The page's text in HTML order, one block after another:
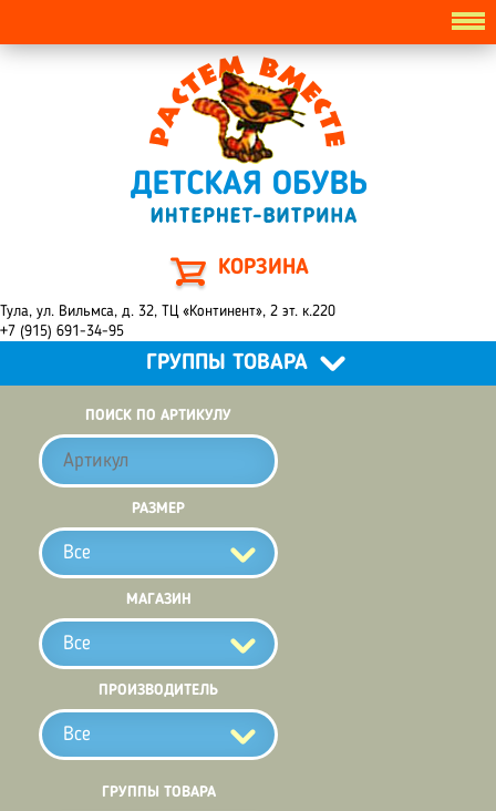
КОРЗИНА
Тула, ул. Вильмса, д. 32, ТЦ «Континент», 2 эт. к.220
+7 (915) 691-34-95
ГРУППЫ ТОВАРА
ПОИСК ПО АРТИКУЛУ
РАЗМЕР
Все
МАГАЗИН
Все
ПРОИЗВОДИТЕЛЬ
Все
ГРУППЫ ТОВАРА